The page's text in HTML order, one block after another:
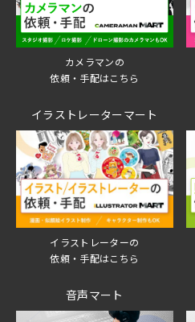
カメラマンの
依頼・手配はこちら
イラストレーターマート
イラストレーターの
依頼・手配はこちら
音声マート